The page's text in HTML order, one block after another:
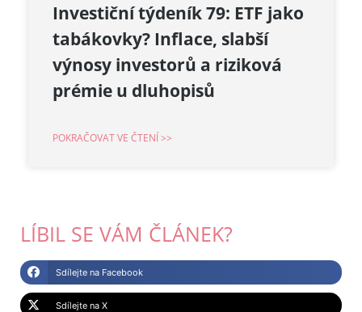
Investiční týdeník 79: ETF jako
tabákovky? Inflace, slabší
výnosy investorů a riziková
prémie u dluhopisů
POKRAČOVAT VE ČTENÍ >>
LÍBIL SE VÁM ČLÁNEK?
Sdílejte na Facebook
Sdílejte na X